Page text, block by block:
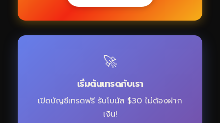
🚀
เริ่มต้นเทรดกับเรา
เปิดบัญชีเทรดฟรี รับโบนัส $30 ไม่ต้องฝาก
เงิน!